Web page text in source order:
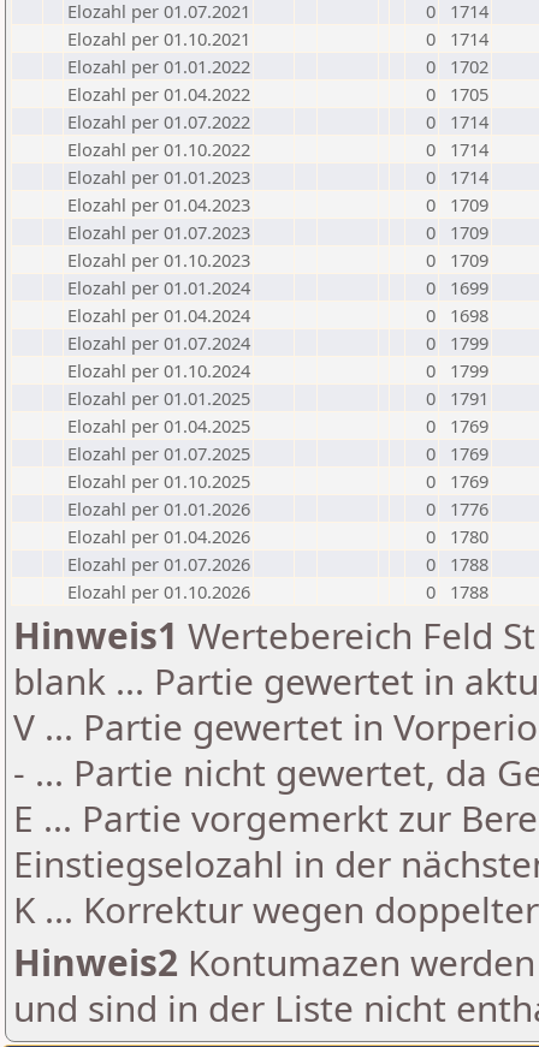
Elozahl per 01.07.2021
0
1714
Elozahl per 01.10.2021
0
1714
Elozahl per 01.01.2022
0
1702
Elozahl per 01.04.2022
0
1705
Elozahl per 01.07.2022
0
1714
Elozahl per 01.10.2022
0
1714
Elozahl per 01.01.2023
0
1714
Elozahl per 01.04.2023
0
1709
Elozahl per 01.07.2023
0
1709
Elozahl per 01.10.2023
0
1709
Elozahl per 01.01.2024
0
1699
Elozahl per 01.04.2024
0
1698
Elozahl per 01.07.2024
0
1799
Elozahl per 01.10.2024
0
1799
Elozahl per 01.01.2025
0
1791
Elozahl per 01.04.2025
0
1769
Elozahl per 01.07.2025
0
1769
Elozahl per 01.10.2025
0
1769
Elozahl per 01.01.2026
0
1776
Elozahl per 01.04.2026
0
1780
Elozahl per 01.07.2026
0
1788
Elozahl per 01.10.2026
0 1788
Hinweis1 Wertebereich Feld
blank ... Partie gewertet in
V ... Partie gewertet in
- ... Partie nicht gewertet, da
E ... Partie vorgemerkt zur
Einstiegselozahl in der
K ... Korrektur wegen
Hinweis2 Kontumazen
und sind in der Liste nicht